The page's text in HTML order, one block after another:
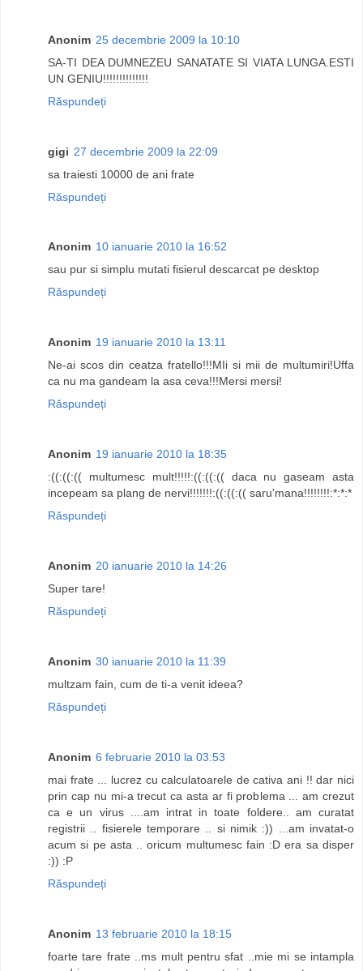
Anonim 25 decembrie 2009 la 10:10
SA-TI DEA DUMNEZEU SANATATE SI VIATA LUNGA.ESTI
UN GENIU!!!!!!!!!!!!!!
Răspundeți
gigi 27 decembrie 2009 la 22:09
sa traiesti 10000 de ani frate
Răspundeți
Anonim 10 ianuarie 2010 la 16:52
sau pur si simplu mutati fisierul descarcat pe desktop
Răspundeți
Anonim 19 ianuarie 2010 la 13:11
Ne-ai scos din ceatza fratello!!!MIi si mii de multumiri!Uffa
ca nu ma gandeam la asa ceva!!!Mersi mersi!
Răspundeți
Anonim 19 ianuarie 2010 la 18:35
:((:((:(( multumesc mult!!!!!:((:((:(( daca nu gaseam asta
incepeam sa plang de nervi!!!!!!!:((:((:(( saru'mana!!!!!!!!:*:*:*
Răspundeți
Anonim 20 ianuarie 2010 la 14:26
Super tare!
Răspundeți
Anonim 30 ianuarie 2010 la 11:39
multzam fain, cum de ti-a venit ideea?
Răspundeți
Anonim 6 februarie 2010 la 03:53
mai frate ... lucrez cu calculatoarele de cativa ani !! dar nici
prin cap nu mi-a trecut ca asta ar fi problema ... am crezut
ca e un virus ....am intrat in toate foldere.. am curatat
registrii .. fisierele temporare .. si nimik :)) ...am invatat-o
acum si pe asta .. oricum multumesc fain :D era sa disper
:)) :P
Răspundeți
Anonim 13 februarie 2010 la 18:15
foarte tare frate ..ms mult pentru sfat ..mie mi se intampla